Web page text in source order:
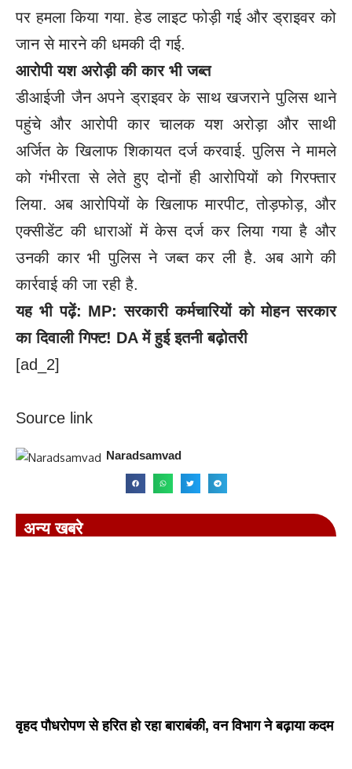
पर हमला किया गया. हेड लाइट फोड़ी गई और ड्राइवर को
जान से मारने की धमकी दी गई.
आरोपी यश अरोड़ी की कार भी जब्त
डीआईजी जैन अपने ड्राइवर के साथ खजराने पुलिस थाने
पहुंचे और आरोपी कार चालक यश अरोड़ा और साथी
अर्जित के खिलाफ शिकायत दर्ज करवाई. पुलिस ने मामले
को गंभीरता से लेते हुए दोनों ही आरोपियों को गिरफ्तार
लिया. अब आरोपियों के खिलाफ मारपीट, तोड़फोड़, और
एक्सीडेंट की धाराओं में केस दर्ज कर लिया गया है और
उनकी कार भी पुलिस ने जब्त कर ली है. अब आगे की
कार्रवाई की जा रही है.
यह भी पढ़ें: MP: सरकारी कर्मचारियों को मोहन सरकार
का दिवाली गिफ्ट! DA में हुई इतनी बढ़ोतरी
[ad_2]
Source link
Naradsamvad
अन्य खबरे
वृहद पौधरोपण से हरित हो रहा बाराबंकी, वन विभाग ने बढ़ाया कदम